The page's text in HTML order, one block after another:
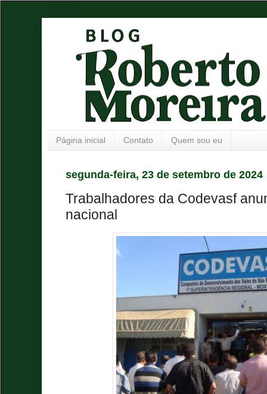
Página inicial Contato Quem sou eu
segunda-feira, 23 de setembro de 2024
Trabalhadores da Codevasf
nacional